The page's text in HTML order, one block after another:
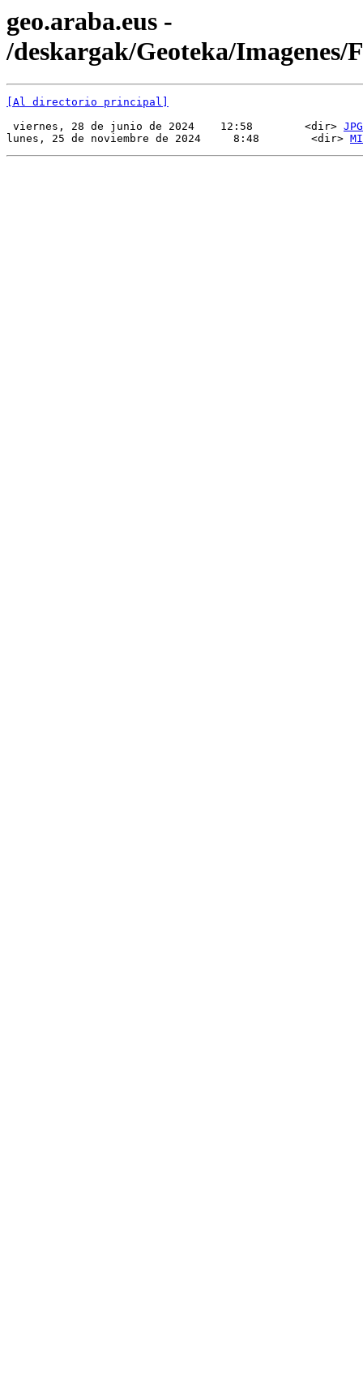
geo.araba.eus -
/deskargak/Geoteka/Imagenes/
[Al directorio principal]
viernes, 28 de junio de 2024    12:58        <dir> JPG
lunes, 25 de noviembre de 2024     8:48        <dir>